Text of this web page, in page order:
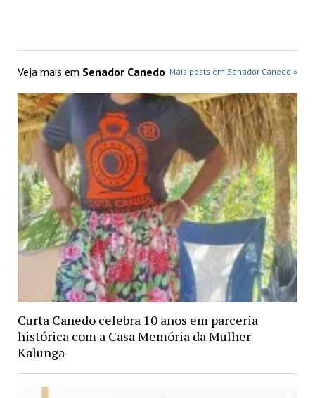
Veja mais em Senador Canedo Mais posts em Senador Canedo »
Curta Canedo celebra 10 anos em parceria
histórica com a Casa Memória da Mulher
Kalunga